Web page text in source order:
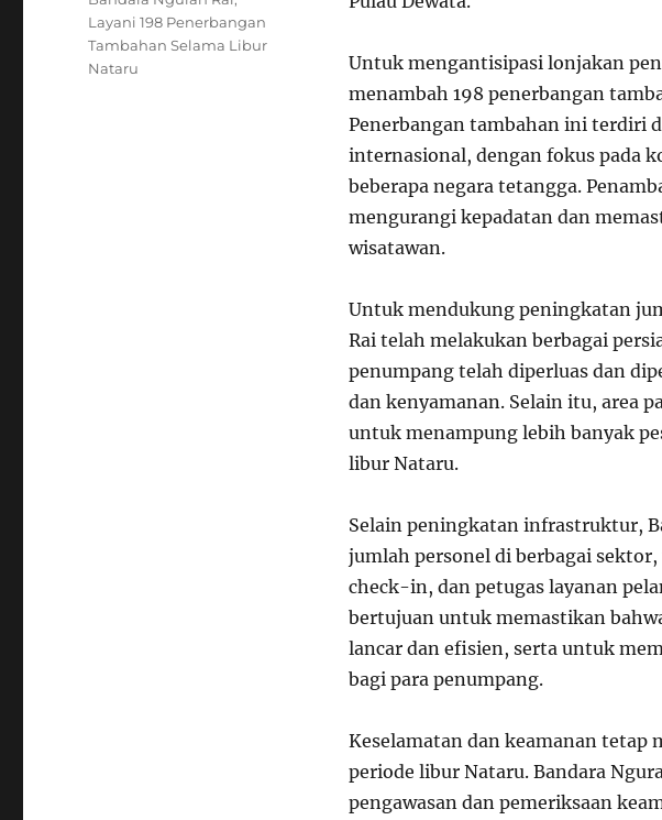
Untuk mengantisipasi lonjakan
menambah 198 penerbangan
Penerbangan tambahan ini terdiri
internasional, dengan fokus pada
beberapa negara tetangga.
mengurangi kepadatan dan
wisatawan.
Untuk mendukung peningkatan
Rai telah melakukan berbagai
penumpang telah diperluas dan
dan kenyamanan. Selain itu, area
untuk menampung lebih banyak
libur Nataru.
Selain peningkatan infrastruktur,
jumlah personel di berbagai
check-in, dan petugas layanan
bertujuan untuk memastikan
lancar dan efisien, serta untuk
bagi para penumpang.
Keselamatan dan keamanan tetap
periode libur Nataru. Bandara
pengawasan dan pemeriksaan
Layani 198 Penerbangan
Tambahan Selama Libur
Nataru